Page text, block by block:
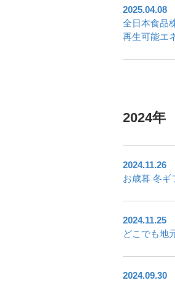
2025.04.08
全日本食品
再生可能エ
2024年
2024.11.26
お歳暮 冬ギ
2024.11.25
どこでも地
2024.09.30